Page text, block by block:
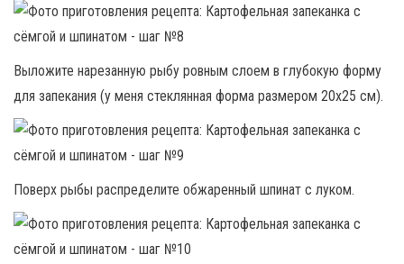
Выложите нарезанную рыбу ровным слоем в глубокую форму
для запекания (у меня стеклянная форма размером 20х25 см).
Поверх рыбы распределите обжаренный шпинат с луком.